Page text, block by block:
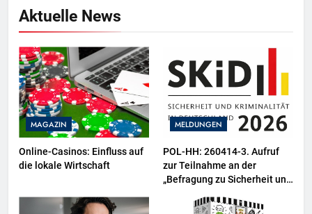
Aktuelle News
MAGAZIN
Online-Casinos: Einfluss auf
die lokale Wirtschaft
MELDUNGEN
POL-HH: 260414-3. Aufruf
zur Teilnahme an der
„Befragung zu Sicherheit und
(SKiD) 2026“